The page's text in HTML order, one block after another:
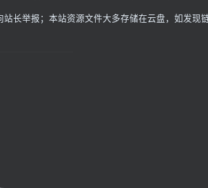
长举报；本站资源文件大多存储在云盘，如发现